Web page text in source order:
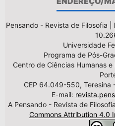
Pensando - Revista de Filosofia |
Universidade
Programa de Pós-
Centro de Ciências Humanas
CEP 64.049-550, Teresina
E-mail:
A Pensando - Revista de
Commons Attribution 4.0